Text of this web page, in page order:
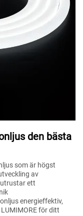
den bästa
som är högst
av
ett
energieffektiv,
för ditt